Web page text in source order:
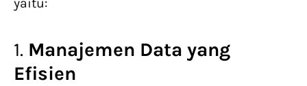
1. Manajemen Data yang
Efisien